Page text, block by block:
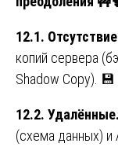
12.1.
копий сервера
Shadow Copy). 💾
12.2.
(схема данных) и